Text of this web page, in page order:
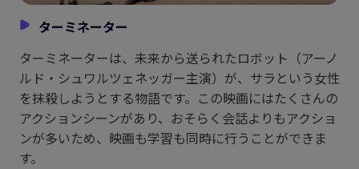
ターミネーター
ターミネーターは、未来から送られたロボット（アーノ
ルド・シュワルツェネッガー主演）が、サラという女性
を抹殺しようとする物語です。この映画にはたくさんの
アクションシーンがあり、おそらく会話よりもアクショ
ンが多いため、映画も学習も同時に行うことができま
す。